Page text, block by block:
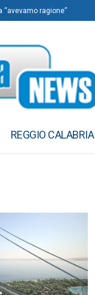
ragione”
REGGIO CALABRIA